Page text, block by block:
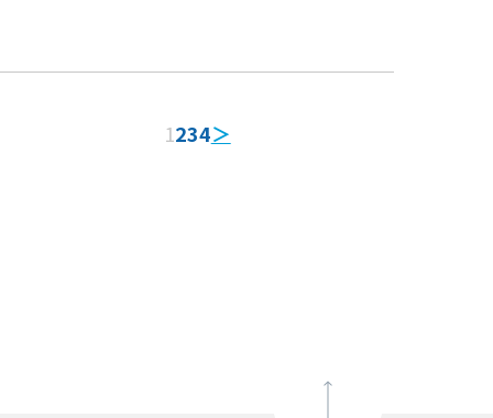
1234＞